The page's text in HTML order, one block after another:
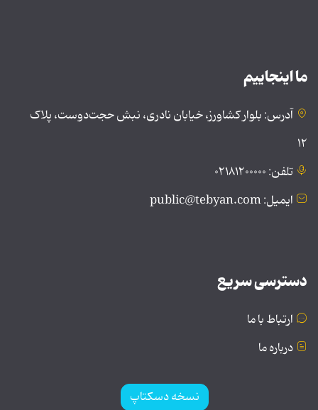
ما اینجاییم
آدرس: بلوار کشاورز، خیابان نادری، نبش حجت‌دوست، پلاک
۱۲
تلفن: ۰۲۱۸۱۲۰۰۰۰۰
ایمیل: public@tebyan.com
دسترسی سریع
ارتباط با ما
درباره ما
نسخه دسکتاپ